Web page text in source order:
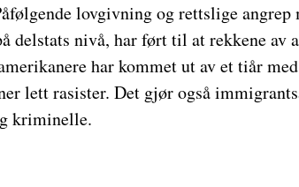
lovgivning og rettslige angrep
delstats nivå, har ført til at rekkene av
har kommet ut av et tiår
lett rasister. Det gjør også
kriminelle.